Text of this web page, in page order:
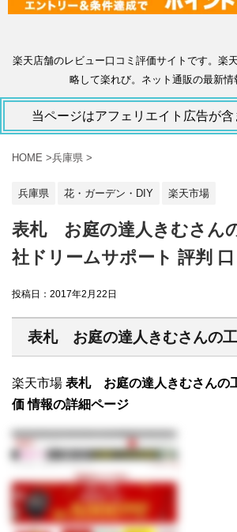
楽天店舗のレビュー口コミ評価サイトです。楽
略して楽れび。ネット通販の最新情
当ページはアフェリエイト広告が含
HOME >兵庫県 >
兵庫県 花・ガーデン・DIY 楽天市場
表札 お庭の達人きむさん
社ドリームサポート 評判 口
投稿日： 2017年2月22日
表札 お庭の達人きむさんの
楽天市場 表札 お庭の達人きむさんの
価 情報の詳細ページ